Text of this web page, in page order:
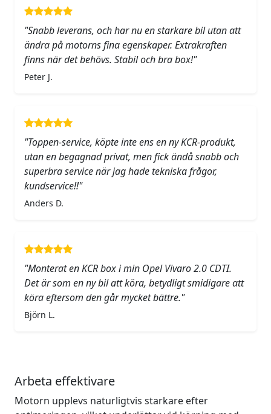
"Snabb leverans, och har nu en starkare bil utan att
ändra på motorns fina egenskaper. Extrakraften
finns när det behövs. Stabil och bra box!"
Peter J.
"Toppen-service, köpte inte ens en ny KCR-produkt,
utan en begagnad privat, men fick ändå snabb och
superbra service när jag hade tekniska frågor,
kundservice!!"
Anders D.
"Monterat en KCR box i min Opel Vivaro 2.0 CDTI.
Det är som en ny bil att köra, betydligt smidigare att
köra eftersom den går mycket bättre."
Björn L.
Arbeta effektivare
Motorn upplevs naturligtvis starkare efter